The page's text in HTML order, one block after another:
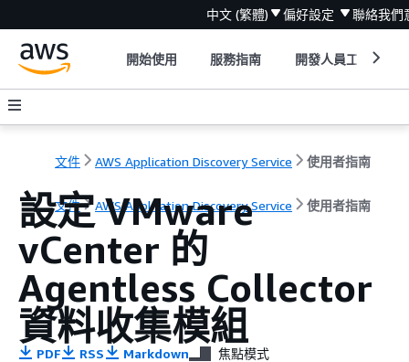
中文 (繁體) 偏好設定 聯絡我們
開始使用 服務指南 開發人員工具
文件 AWS Application Discovery Service 使用者指南
文件 AWS Application Discovery Service 使用者指南
設定 VMware
vCenter 的
Agentless Collector
資料收集模組
PDF RSS Markdown 焦點模式